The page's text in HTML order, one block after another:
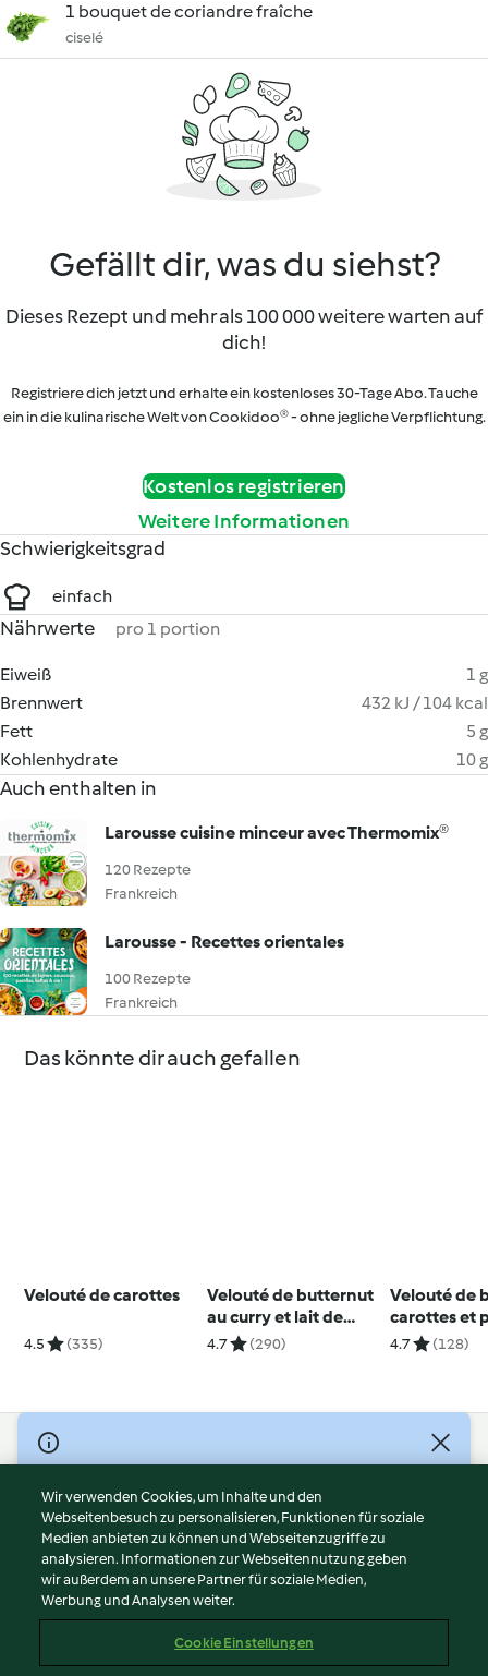
1 bouquet de coriandre fraîche
ciselé
Gefällt dir, was du siehst?
Dieses Rezept und mehr als 100 000 weitere warten auf
dich!
Registriere dich jetzt und erhalte ein kostenloses 30-Tage Abo. Tauche
ein in die kulinarische Welt von Cookidoo® - ohne jegliche Verpflichtung.
Kostenlos registrieren
Weitere Informationen
Schwierigkeitsgrad
einfach
Nährwerte pro 1 portion
Eiweiß
1 g
Brennwert
432 kJ / 104 kcal
Fett
5 g
Kohlenhydrate
10 g
Auch enthalten in
Larousse cuisine minceur avec Thermomix®
120 Rezepte
Frankreich
Larousse - Recettes orientales
100 Rezepte
Frankreich
Das könnte dir auch gefallen
Velouté de carottes
4.5 (335)
Velouté de butternut
au curry et lait de
coco
4.7 (290)
Velouté de
carottes et
4.7 (128)
© Copyright 2026
Nutzungsbedingungen
Datenschutzrichtlinien
Disclaimer
Impressum
Cookies
Abo kündigen
Wir verwenden Cookies, um Inhalte und den
Webseitenbesuch zu personalisieren, Funktionen für soziale
Medien anbieten zu können und Webseitenzugriffe zu
analysieren. Informationen zur Webseitennutzung geben
wir außerdem an unsere Partner für soziale Medien,
Werbung und Analysen weiter.
Cookie Einstellungen